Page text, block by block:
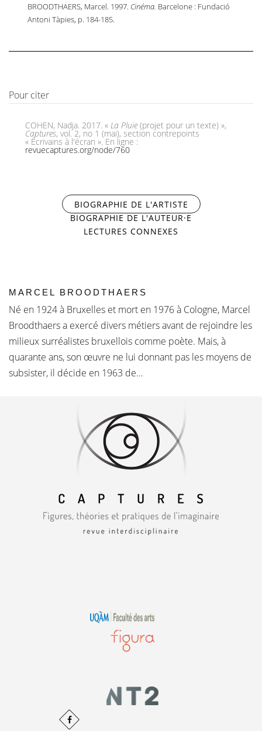
BROODTHAERS, Marcel. 1997. Cinéma. Barcelone : Fundació
Antoni Tàpies, p. 184-185.
Pour citer
COHEN, Nadja. 2017. « La Pluie (projet pour un texte) »,
Captures, vol. 2, no 1 (mai), section contrepoints
« Écrivains à l'écran ». En ligne :
revuecaptures.org/node/760
BIOGRAPHIE DE L'ARTISTE (ONGLET ACTIF)
BIOGRAPHIE DE L'AUTEUR·E
LECTURES CONNEXES
MARCEL BROODTHAERS
Né en 1924 à Bruxelles et mort en 1976 à Cologne, Marcel
Broodthaers a exercé divers métiers avant de rejoindre les
milieux surréalistes bruxellois comme poète. Mais, à
quarante ans, son œuvre ne lui donnant pas les moyens de
subsister, il décide en 1963 de…